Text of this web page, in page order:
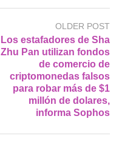
OLDER POST
Los estafadores de Sha
Zhu Pan utilizan fondos
de comercio de
criptomonedas falsos
para robar más de $1
millón de dolares,
informa Sophos